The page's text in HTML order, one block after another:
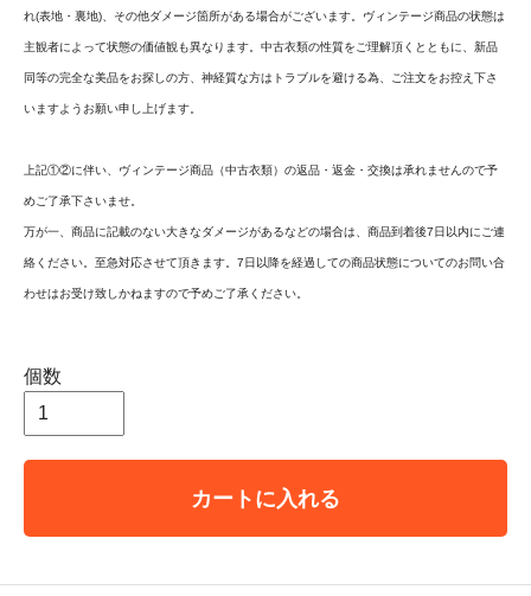
れ(表地・裏地)、その他ダメージ箇所がある場合がございます。ヴィンテージ商品の状態は
主観者によって状態の価値観も異なります。中古衣類の性質をご理解頂くとともに、新品
同等の完全な美品をお探しの方、神経質な方はトラブルを避ける為、ご注文をお控え下さ
いますようお願い申し上げます。
上記①②に伴い、ヴィンテージ商品（中古衣類）の返品・返金・交換は承れませんので予
めご了承下さいませ。
万が一、商品に記載のない大きなダメージがあるなどの場合は、商品到着後7日以内にご連
絡ください。至急対応させて頂きます。7日以降を経過しての商品状態についてのお問い合
わせはお受け致しかねますので予めご了承ください。
個数
カートに入れる